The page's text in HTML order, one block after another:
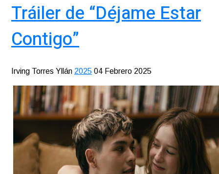
Tráiler de “Déjame Estar
Contigo”
Irving Torres Yllán 2025 04 Febrero 2025